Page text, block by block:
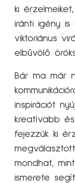
ki
iránti igény is
viktoriánus
elbűvölő
Bár ma már
inspirációt
kreatívabb
fejezzük ki
mondhat,
ismerete